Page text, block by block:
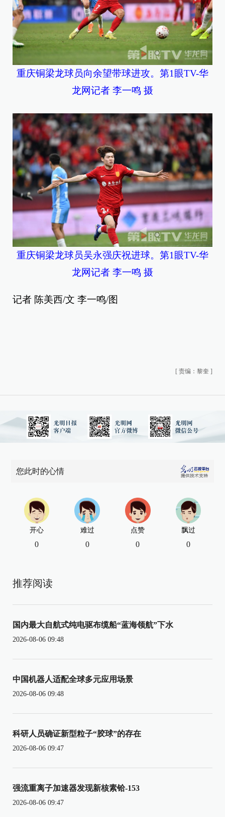
重庆铜梁龙球员向余望带球进攻。第1眼TV-华
龙网记者 李一鸣 摄
重庆铜梁龙球员吴永强庆祝进球。第1眼TV-华
龙网记者 李一鸣 摄
记者 陈美西/文 李一鸣/图
[ 责编：黎奎 ]
您此时的心情
开心
0
难过
0
点赞
0
飘过
0
推荐阅读
国内最大自航式纯电驱布缆船“蓝海领航”下水
2026-08-06 09:48
中国机器人适配全球多元应用场景
2026-08-06 09:48
科研人员确证新型粒子“胶球”的存在
2026-08-06 09:47
强流重离子加速器发现新核素铪-153
2026-08-06 09:47